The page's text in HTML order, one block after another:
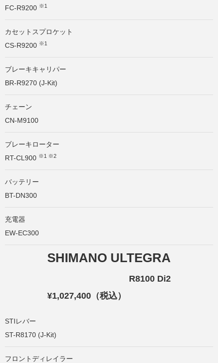
FC-R9200 ※1
カセットスプロケット
CS-R9200 ※1
ブレーキキャリパー
BR-R9270 (J-Kit)
チェーン
CN-M9100
ブレーキローター
RT-CL900 ※1 ※2
バッテリー
BT-DN300
充電器
EW-EC300
SHIMANO ULTEGRA
R8100 Di2
¥1,027,400（税込）
STIレバー
ST-R8170 (J-Kit)
フロントディレイラー